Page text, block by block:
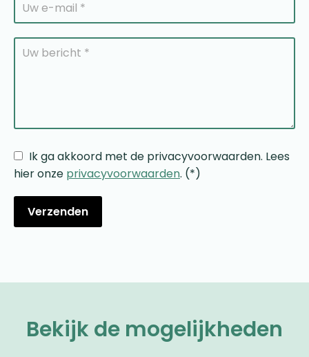
Ik ga akkoord met de privacyvoorwaarden. Lees
hier onze privacyvoorwaarden. (*)
Bekijk de mogelijkheden